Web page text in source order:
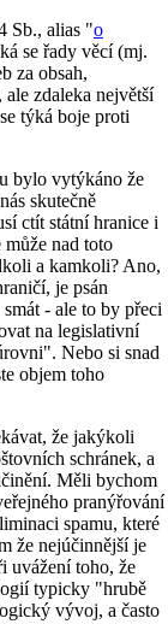
Sb., alias "o
se řady věcí (mj.
za obsah,
zdaleka největší
týká boje proti
bylo vytýkáno že
skutečně
ctít státní hranice i
může nad toto
a kamkoli? Ano,
je psán
- ale to by přeci
na legislativní
Nebo si snad
objem toho
že jakýkoli
schránek, a
Měli bychom
pranýřování
spamu, které
že nejúčinnější je
uvážení toho, že
typicky "hrubě
vývoj, a často